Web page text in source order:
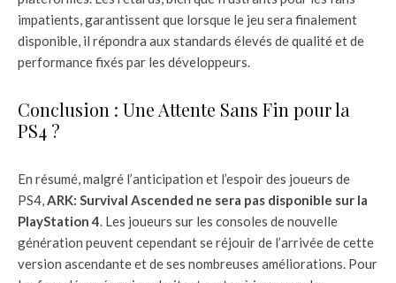
impatients, garantissent que lorsque le jeu sera finalement
disponible, il répondra aux standards élevés de qualité et de
performance fixés par les développeurs.
Conclusion : Une Attente Sans Fin pour la
PS4 ?
En résumé, malgré l’anticipation et l’espoir des joueurs de
PS4,ARK: Survival Ascended ne sera pas disponible sur la
PlayStation 4. Les joueurs sur les consoles de nouvelle
génération peuvent cependant se réjouir de l’arrivée de cette
version ascendante et de ses nombreuses améliorations. Pour